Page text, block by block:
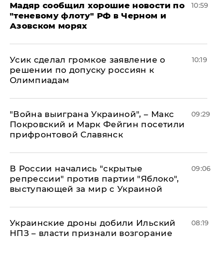
Мадяр сообщил хорошие новости по
"теневому флоту" РФ в Черном и
Азовском морях
10:59
Усик сделал громкое заявление о
решении по допуску россиян к
Олимпиадам
10:19
"Война выиграна Украиной", – Макс
Покровский и Марк Фейгин посетили
прифронтовой Славянск
09:29
В России начались "скрытые
репрессии" против партии "Яблоко",
выступающей за мир с Украиной
09:06
Украинские дроны добили Ильский
НПЗ – власти признали возгорание
08:19